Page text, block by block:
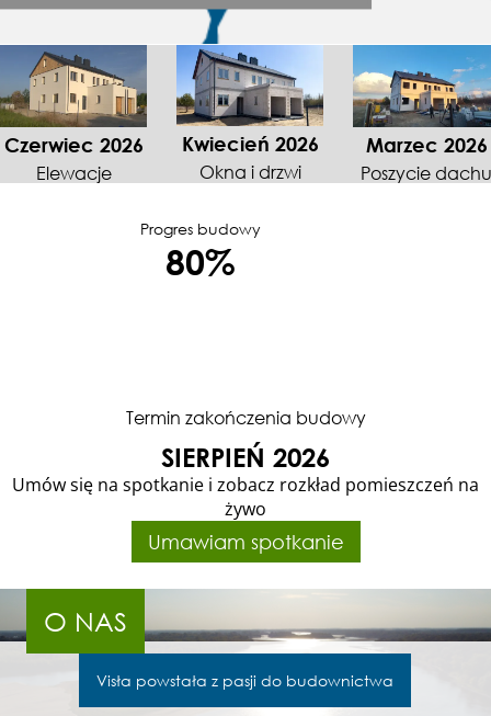
Czerwiec 2026
Elewacje
Kwiecień 2026
Okna i drzwi
Marzec 2026
Poszycie
Progres budowy
80%
Termin zakończenia budowy
SIERPIEŃ 2026
Umów się na spotkanie i zobacz rozkład pomieszczeń na
żywo
Umawiam spotkanie
O NAS
Visła powstała z pasji do budownictwa